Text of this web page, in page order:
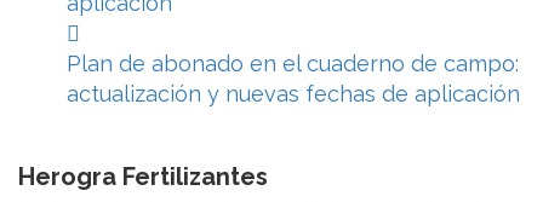
Plan de abonado en el cuaderno de campo:
actualización y nuevas fechas de aplicación
Herogra Fertilizantes